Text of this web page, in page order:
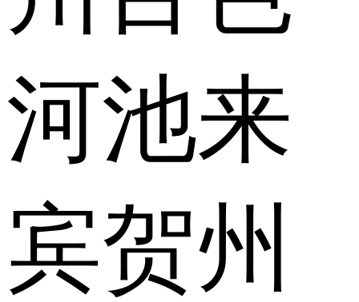
河池来
宾贺州